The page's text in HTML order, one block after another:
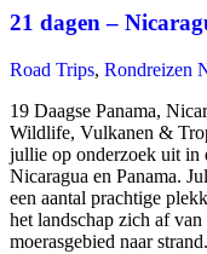
21 dagen –
Road Trips, Rondreizen
19 Daagse Panama,
Wildlife, Vulkanen &
jullie op onderzoek uit in
Nicaragua en Panama.
een aantal prachtige
het landschap zich af
moerasgebied naar strand.